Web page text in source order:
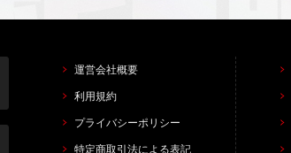
運営会社概要
利用規約
プライバシーポリシー
特定商取引法による表記